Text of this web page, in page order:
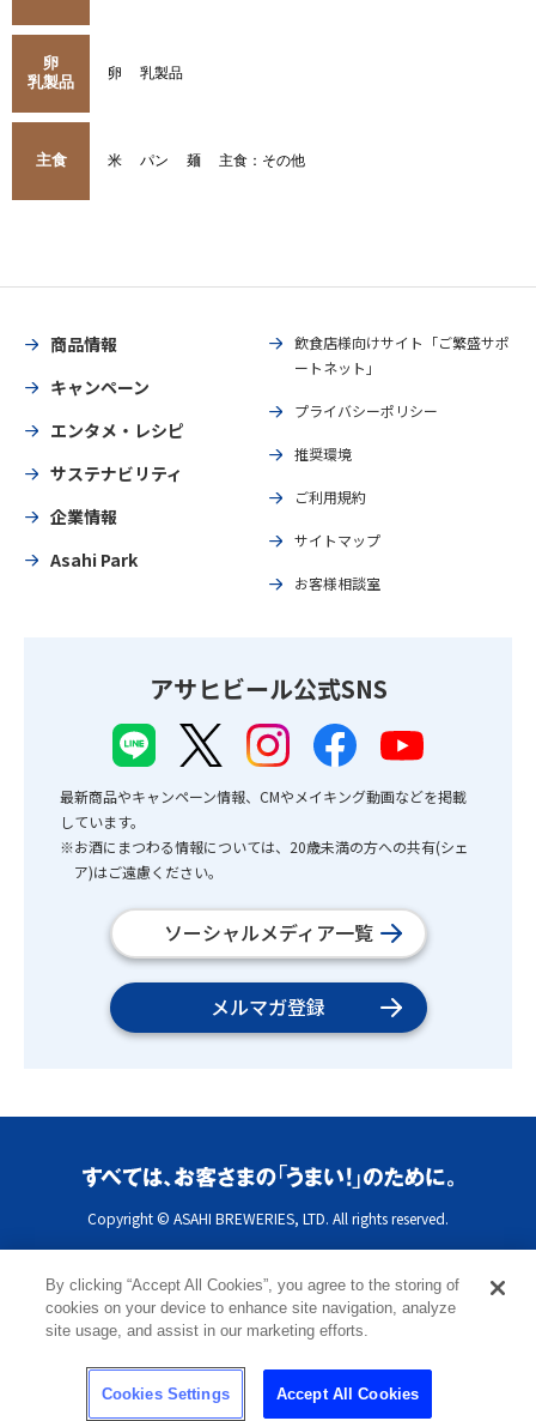
卵
乳製品
卵 乳製品
主食 米 パン 麺 主食：その他
商品情報
キャンペーン
エンタメ・レシピ
サステナビリティ
企業情報
Asahi Park
飲食店様向けサイト「ご繁盛サポ
ートネット」
プライバシーポリシー
推奨環境
ご利用規約
サイトマップ
お客様相談室
アサヒビール公式SNS
最新商品やキャンペーン情報、CMやメイキング動画などを掲載
しています。
※お酒にまつわる情報については、20歳未満の方への共有(シェ
ア)はご遠慮ください。
ソーシャルメディア一覧
メルマガ登録
Copyright © ASAHI BREWERIES, LTD. All rights reserved.
By clicking “Accept All Cookies”, you agree to the storing of
cookies on your device to enhance site navigation, analyze
site usage, and assist in our marketing efforts.
Cookies Settings Accept All Cookies